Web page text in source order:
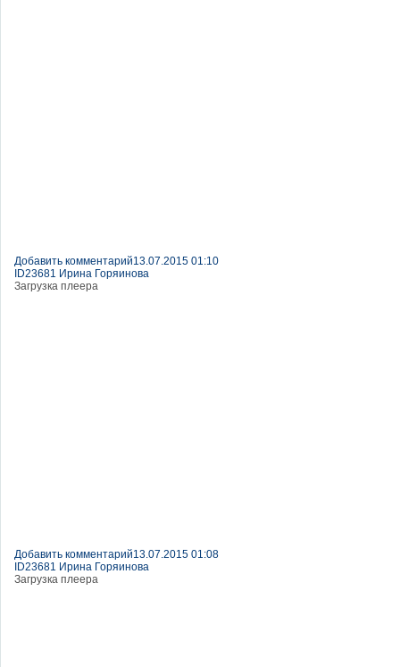
Добавить комментарий13.07.2015 01:10
ID23681 Ирина Горяинова
Загрузка плеера
Добавить комментарий13.07.2015 01:08
ID23681 Ирина Горяинова
Загрузка плеера